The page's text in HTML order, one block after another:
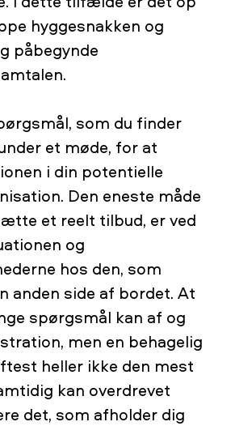
hyggesnakken og
påbegynde
som du finder
et møde, for at
i din potentielle
Den eneste måde
et reelt tilbud, er ved
og
hos den, som
anden side af bordet. At
spørgsmål kan af og
men en behagelig
heller ikke den mest
kan overdrevet
det, som afholder dig